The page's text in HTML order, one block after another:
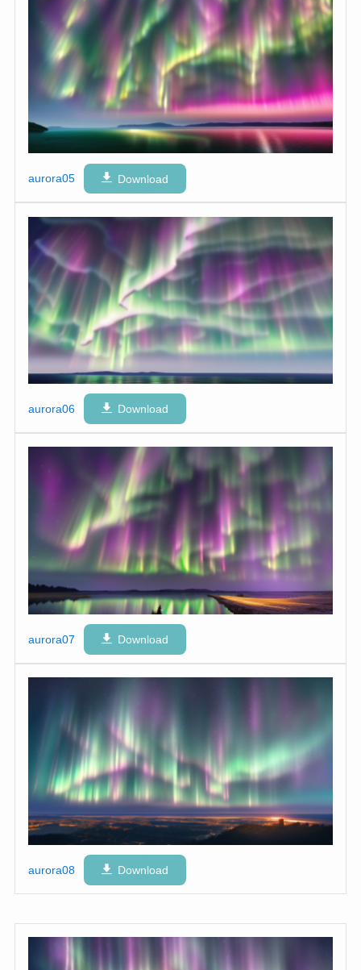
aurora05 Download
aurora06 Download
aurora07 Download
aurora08 Download